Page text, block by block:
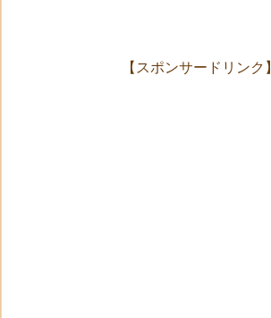
【スポンサードリンク】